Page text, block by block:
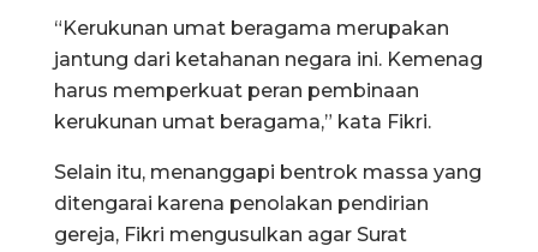
“Kerukunan umat beragama merupakan
jantung dari ketahanan negara ini. Kemenag
harus memperkuat peran pembinaan
kerukunan umat beragama,” kata Fikri.
Selain itu, menanggapi bentrok massa yang
ditengarai karena penolakan pendirian
gereja, Fikri mengusulkan agar Surat